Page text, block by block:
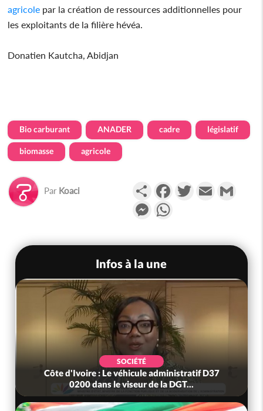
agricole par la création de ressources additionnelles pour
les exploitants de la filière hévéa.
Donatien Kautcha, Abidjan
Bio carburant ANADER cadre législatif
biomasse agricole
Par Koaci PartagerFacebookTwitterEmail
Messenger
Infos à la une
SOCIÉTÉ
Côte d'Ivoire : Le véhicule administratif D37
0200 dans le viseur de la DGT...